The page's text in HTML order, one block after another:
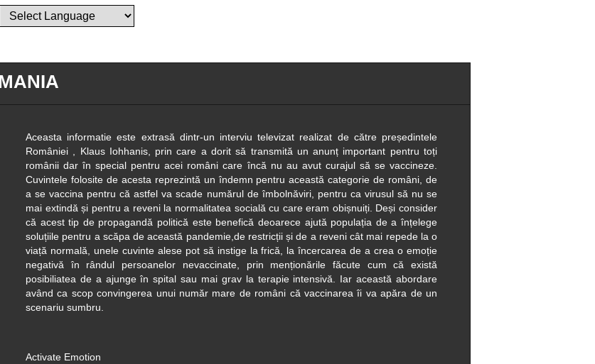
Aceasta informatie este extrasă dintr-un interviu televizat realizat de către președintele
României , Klaus Iohhanis, prin care a dorit să transmită un anunț important pentru toți
românii dar în special pentru acei români care încă nu au avut curajul să se vaccineze.
Cuvintele folosite de acesta reprezintă un îndemn pentru această categorie de români, de
a se vaccina pentru că astfel va scade numărul de îmbolnăviri, pentru ca virusul să nu se
mai extindă și pentru a reveni la normalitatea socială cu care eram obișnuiți. Deși consider
că acest tip de propagandă politică este benefică deoarece ajută populația de a înțelege
soluțiile pentru a scăpa de această pandemie,de restricții și de a reveni cât mai repede la o
viață normală, unele cuvinte alese pot să instige la frică, la încercarea de a crea o emoție
negativă în rândul persoanelor nevaccinate, prin menționările făcute cum că există
posibiliatea de a ajunge în spital sau mai grav la terapie intensivă. Iar această abordare
având ca scop convingerea unui număr mare de români că vaccinarea îi va apăra de un
scenariu sumbru.
Activate Emotion